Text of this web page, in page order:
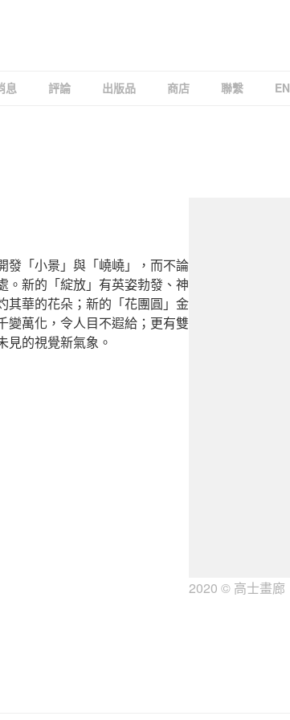
息 評論 出版品 商店 聯繫 EN
發「小景」與「嶢嶢」，而不論
。新的「綻放」有英姿勃發、神
其華的花朵；新的「花團圓」金
變萬化，令人目不遐給；更有雙
見的視覺新氣象。
2020 © 高士畫廊